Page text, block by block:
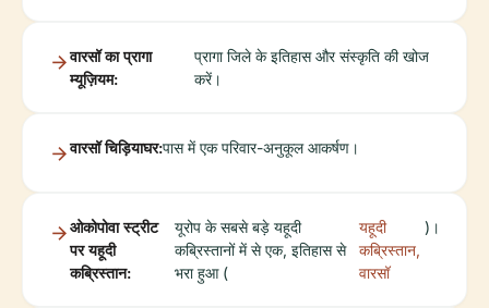
वारसॉ का प्रागा
म्यूज़ियम:
प्रागा जिले के इतिहास और संस्कृति की खोज
करें।
वारसॉ चिड़ियाघर:पास में एक परिवार-अनुकूल आकर्षण।
ओकोपोवा स्ट्रीट
पर यहूदी
कब्रिस्तान:
यूरोप के सबसे बड़े यहूदी
कब्रिस्तानों में से एक, इतिहास से
भरा हुआ (
यहूदी
कब्रिस्तान,
वारसॉ
)।